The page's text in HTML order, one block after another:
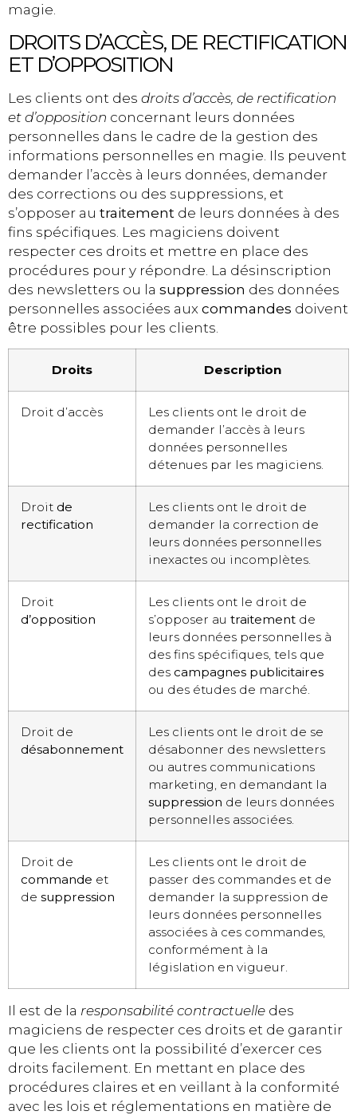
magie.
DROITS D’ACCÈS, DE RECTIFICATION
ET D’OPPOSITION
Les clients ont des droits d’accès, de rectification
et d’opposition concernant leurs données
personnelles dans le cadre de la gestion des
informations personnelles en magie. Ils peuvent
demander l’accès à leurs données, demander
des corrections ou des suppressions, et
s’opposer au traitement de leurs données à des
fins spécifiques. Les magiciens doivent
respecter ces droits et mettre en place des
procédures pour y répondre. La désinscription
des newsletters ou la suppression des données
personnelles associées aux commandes doivent
être possibles pour les clients.
Droits Description
Droit d’accès
Les clients ont le droit de
demander l’accès à leurs
données personnelles
détenues par les magiciens.
Droit de
rectification
Les clients ont le droit de
demander la correction de
leurs données personnelles
inexactes ou incomplètes.
Droit
d’opposition
Les clients ont le droit de
s’opposer au traitement de
leurs données personnelles à
des fins spécifiques, tels que
des campagnes publicitaires
ou des études de marché.
Droit de
désabonnement
Les clients ont le droit de se
désabonner des newsletters
ou autres communications
marketing, en demandant la
suppression de leurs données
personnelles associées.
Droit de
commande et
de suppression
Les clients ont le droit de
passer des commandes et de
demander la suppression de
leurs données personnelles
associées à ces commandes,
conformément à la
législation en vigueur.
Il est de la responsabilité contractuelle des
magiciens de respecter ces droits et de garantir
que les clients ont la possibilité d’exercer ces
droits facilement. En mettant en place des
procédures claires et en veillant à la conformité
avec les lois et réglementations en matière de